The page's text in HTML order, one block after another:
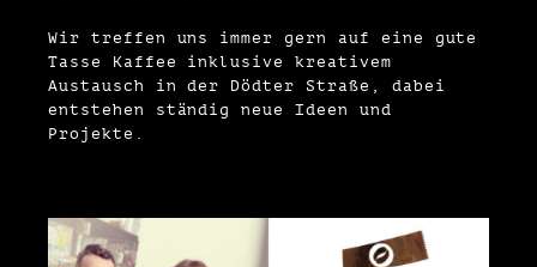
Wir treffen uns immer gern auf eine gute
Tasse Kaffee inklusive kreativem
Austausch in der Dödter Straße, dabei
entstehen ständig neue Ideen und
Projekte.